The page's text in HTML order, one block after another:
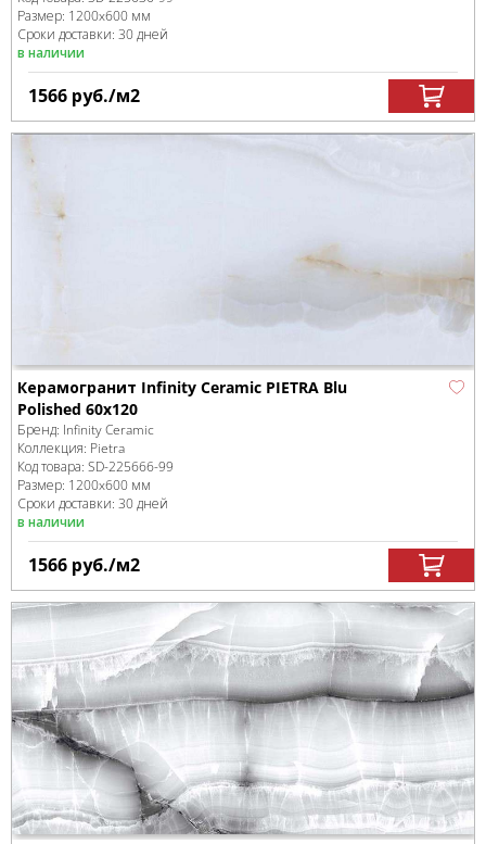
Размер: 1200x600 мм
Сроки доставки: 30 дней
в наличии
1566 руб./м2
Керамогранит Infinity Ceramic PIETRA Blu
Polished 60x120
Бренд: Infinity Ceramic
Коллекция: Pietra
Код товара: SD-225666-99
Размер: 1200x600 мм
Сроки доставки: 30 дней
в наличии
1566 руб./м2